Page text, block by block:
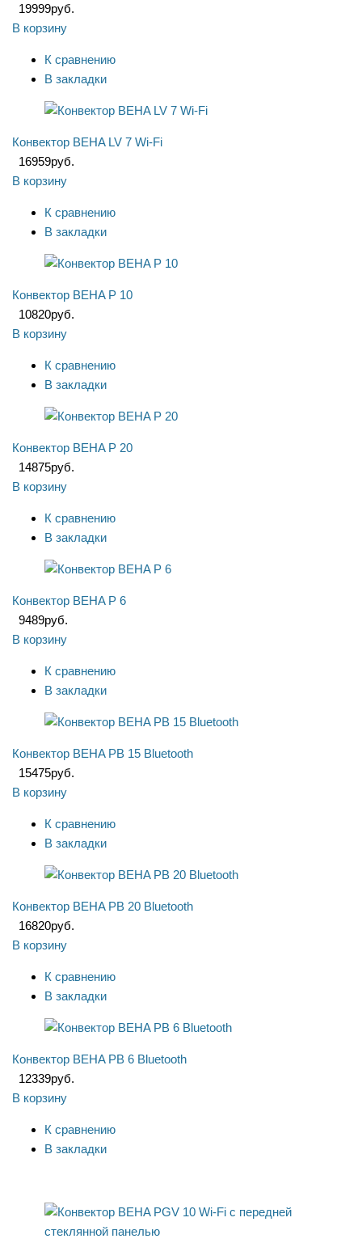
19999руб.
В корзину
К сравнению
В закладки
Конвектор BEHA LV 7 Wi-Fi
16959руб.
В корзину
К сравнению
В закладки
Конвектор BEHA P 10
10820руб.
В корзину
К сравнению
В закладки
Конвектор BEHA P 20
14875руб.
В корзину
К сравнению
В закладки
Конвектор BEHA P 6
9489руб.
В корзину
К сравнению
В закладки
Конвектор BEHA PB 15 Bluetooth
15475руб.
В корзину
К сравнению
В закладки
Конвектор BEHA PB 20 Bluetooth
16820руб.
В корзину
К сравнению
В закладки
Конвектор BEHA PB 6 Bluetooth
12339руб.
В корзину
К сравнению
В закладки